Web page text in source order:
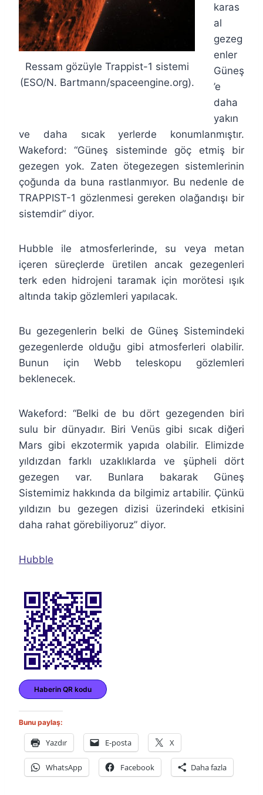
Ressam gözüyle Trappist-1 sistemi
(ESO/N. Bartmann/spaceengine.org).
karas
al
gezeg
enler
Güneş
’e
daha
yakın
ve daha sıcak yerlerde konumlanmıştır.
Wakeford: “Güneş sisteminde göç etmiş bir
gezegen yok. Zaten ötegezegen sistemlerinin
çoğunda da buna rastlanmıyor. Bu nedenle de
TRAPPIST-1 gözlenmesi gereken olağandışı bir
sistemdir” diyor.
Hubble ile atmosferlerinde, su veya metan
içeren süreçlerde üretilen ancak gezegenleri
terk eden hidrojeni taramak için morötesi ışık
altında takip gözlemleri yapılacak.
Bu gezegenlerin belki de Güneş Sistemindeki
gezegenlerde olduğu gibi atmosferleri olabilir.
Bunun için Webb teleskopu gözlemleri
beklenecek.
Wakeford: “Belki de bu dört gezegenden biri
sulu bir dünyadır. Biri Venüs gibi sıcak diğeri
Mars gibi ekzotermik yapıda olabilir. Elimizde
yıldızdan farklı uzaklıklarda ve şüpheli dört
gezegen var. Bunlara bakarak Güneş
Sistemimiz hakkında da bilgimiz artabilir. Çünkü
yıldızın bu gezegen dizisi üzerindeki etkisini
daha rahat görebiliyoruz” diyor.
Hubble
Haberin QR kodu
Bunu paylaş:
Yazdır E-posta X
WhatsApp Facebook Daha fazla